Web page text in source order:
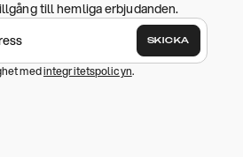
till hemliga erbjudanden.
SKICKA
medintegritetspolicyn.